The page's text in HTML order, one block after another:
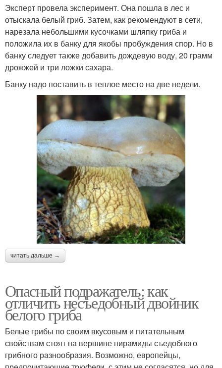
Эксперт провела эксперимент. Она пошла в лес и
отыскала белый гриб. Затем, как рекомендуют в сети,
нарезала небольшими кусочками шляпку гриба и
положила их в банку для якобы пробуждения спор. Но в
банку следует также добавить дождевую воду, 20 грамм
дрожжей и три ложки сахара.
Банку надо поставить в теплое место на две недели.
читать дальше →
Опасный подражатель: как
отличить несъедобный двойник
белого гриба
Белые грибы по своим вкусовым и питательным
свойствам стоят на вершине пирамиды съедобного
грибного разнообразия. Возможно, европейцы,